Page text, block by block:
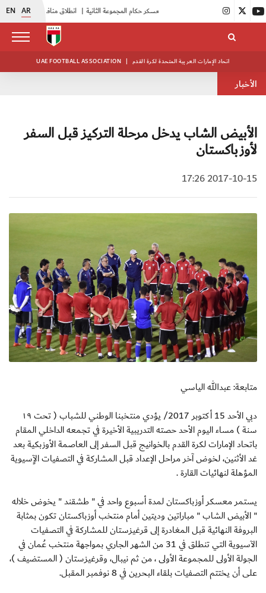
EN AR انطلاق منافسات بطولة النخبة لحرس الرئاسة |
UAE FOOTBALL ASSOCIATION | اتحاد الإمارات العربية المتحدة لكرة القدم
الأخبار
الأبيض الشاب يدخل مرحلة التركيز قبل السفر
لأوزباكستان
2017-10-15 17:26
متابعة: عبدالله الياسي
دبي الأحد 15 أكتوبر 2017/ يؤدي منتخبنا الوطني للشباب ( تحت ١٩
سنة ) مساء اليوم الأحد حصته التدريبية الأخيرة في تجمعه الداخلي المقام
باتحاد الإمارات لكرة القدم بالخوانيج قبل السفر إلى العاصمة الأوزبكية بعد
غد الأثنين، لخوض آخر مراحل الإعداد قبل المشاركة في التصفيات الآٍسيوية
المؤهلة لنهائيات القارة .
يستمر معسكر أوزباكستان لمدة أسبوع واحد في " طشقند " يخوض خلاله
" الأبيض الشاب " مباراتين وديتين أمام منتخب أوزباكستان تكون بمثابة
البروفة النهائية قبل المغادرة إلى قرغيزستان للمشاركة في التصفيات
الآسيوية التي تنطلق في 31 من الشهر الجاري بمواجهة منتخب عُمان في
الجولة الأولى للمجموعة الأولى ، من ثم نيبال، وقرغيزستان ( المستضيف )،
على أن يختتم التصفيات بلقاء البحرين في 8 نوفمبر المقبل.